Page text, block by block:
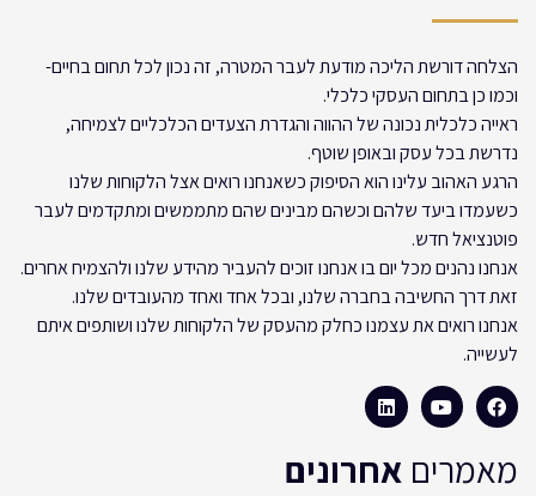
הצלחה דורשת הליכה מודעת לעבר המטרה, זה נכון לכל תחום בחיים-
וכמו כן בתחום העסקי כלכלי.
ראייה כלכלית נכונה של ההווה והגדרת הצעדים הכלכליים לצמיחה,
נדרשת בכל עסק ובאופן שוטף.
הרגע האהוב עלינו הוא הסיפוק כשאנחנו רואים אצל הלקוחות שלנו
כשעמדו ביעד שלהם וכשהם מבינים שהם מתממשים ומתקדמים לעבר
פוטנציאל חדש.
אנחנו נהנים מכל יום בו אנחנו זוכים להעביר מהידע שלנו ולהצמיח אחרים.
זאת דרך החשיבה בחברה שלנו, ובכל אחד ואחד מהעובדים שלנו.
אנחנו רואים את עצמנו כחלק מהעסק של הלקוחות שלנו ושותפים איתם
לעשייה.
מאמרים אחרונים